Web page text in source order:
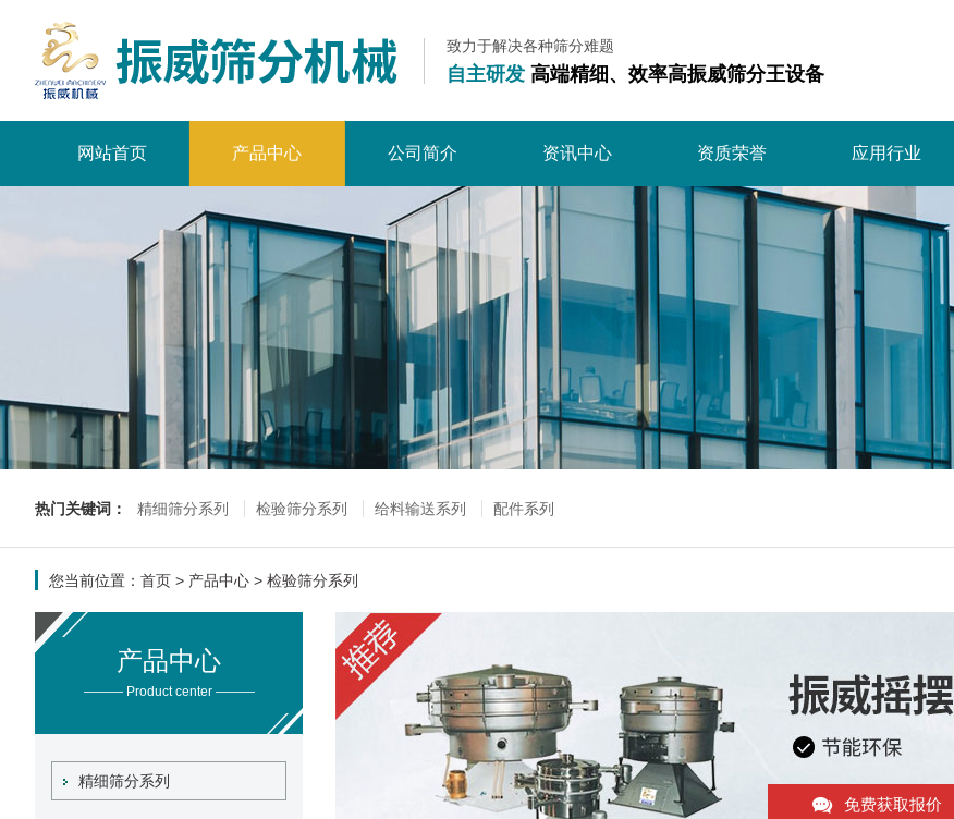
致力于解决各种筛分难题
自主研发 高端精细、效率高振威筛分王设备
网站首页 产品中心 公司简介 资讯中心 资质荣誉 应用行业
热门关键词： 精细筛分系列 检验筛分系列 给料输送系列 配件系列
您当前位置： 首页 > 产品中心 > 检验筛分系列
产品中心
——— Product center ———
精细筛分系列
免费获取报价